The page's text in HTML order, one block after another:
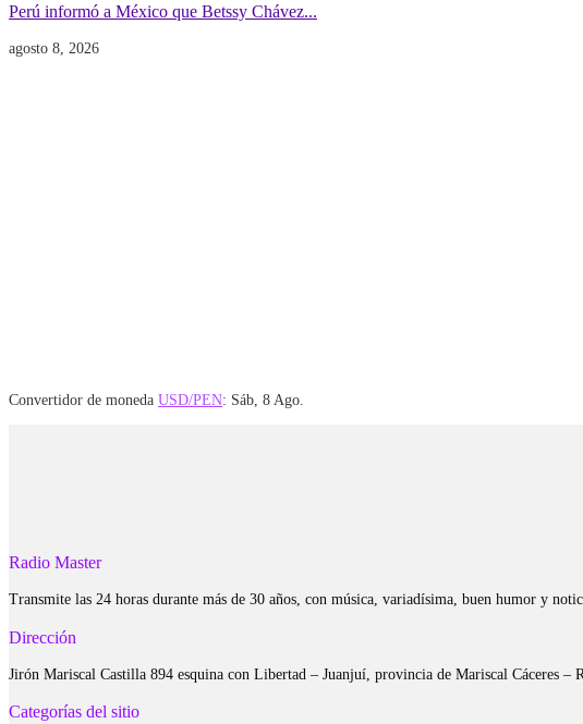
Perú informó a México que Betssy Chávez...
agosto 8, 2026
Convertidor de moneda USD/PEN: Sáb, 8 Ago.
Radio Master
Transmite las 24 horas durante más de 30 años, con música, variadísima, buen humor y
Dirección
Jirón Mariscal Castilla 894 esquina con Libertad – Juanjuí, provincia de Mariscal Cáceres –
Categorías del sitio